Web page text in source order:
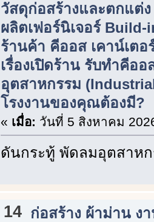
วัสดุก่อสร้างและตกแต่
ผลิตเฟอร์นิเจอร์
ร้านค้า คีออส เคาน์เตอ
เรื่องเปิดร้าน รับทำคีออ
อุตสาหกรรม
โรงงานของคุณต้องมี?
« เมื่อ: วันที่ 5 สิงหาคม
ดันกระทู้ พัดลมอุตสาห
14 ก่อสร้าง ผ้าม่าน ง